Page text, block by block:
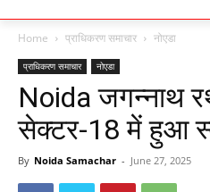
Home प्राधिकरण समाचार नोएडा
प्राधिकरण समाचार नोएडा
Noida जगन्नाथ
सेक्टर-18 में हुआ
By Noida Samachar - June 27, 2025